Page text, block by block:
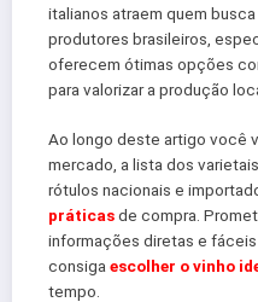
italianos atraem quem
produtores brasileiros,
oferecem ótimas opções
para valorizar a produção
Ao longo deste artigo você
mercado, a lista dos
rótulos nacionais e
práticasde compra.
informações diretas e
consiga escolher o vinho
tempo.